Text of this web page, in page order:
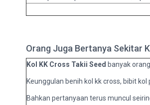
Orang Juga Bertanya Sekitar
Kol KK Cross Takii Seed banyak
Keunggulan benih kol kk cross, bibit
Bahkan pertanyaan terus muncul